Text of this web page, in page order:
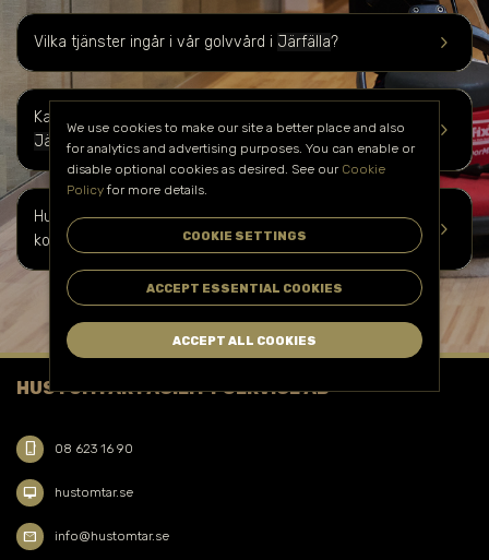
keyboard_arrow_right
Vilka tjänster ingår i vår golvvård i Järfälla?
keyboard_arrow_right
Kan vi hantera golvvård i högtrafikerade områden i
Järfälla
keyboard_arrow_right
Hur kan du boka vår golvvårdstjänst iJärfällaoch få en
kostnadsuppskattning?
HUSTOMTAR FACILITY SERVICE AB
phone_iphone 08 623 16 90
desktop_mac hustomtar.se
mail info@hustomtar.se
We use cookies to make our site a better place and also
for analytics and advertising purposes. You can enable or
disable optional cookies as desired. See our Cookie
Policyfor more details.
COOKIE SETTINGS
ACCEPT ESSENTIAL COOKIES
ACCEPT ALL COOKIES